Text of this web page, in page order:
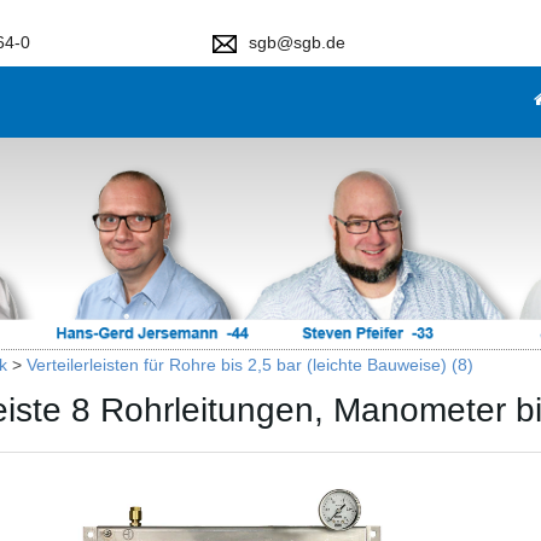
0 sgb@sgb.de
> Verteilerleisten für Rohre bis 2,5 bar (leichte Bauweise) (8)
8 Rohrleitungen, Manometer